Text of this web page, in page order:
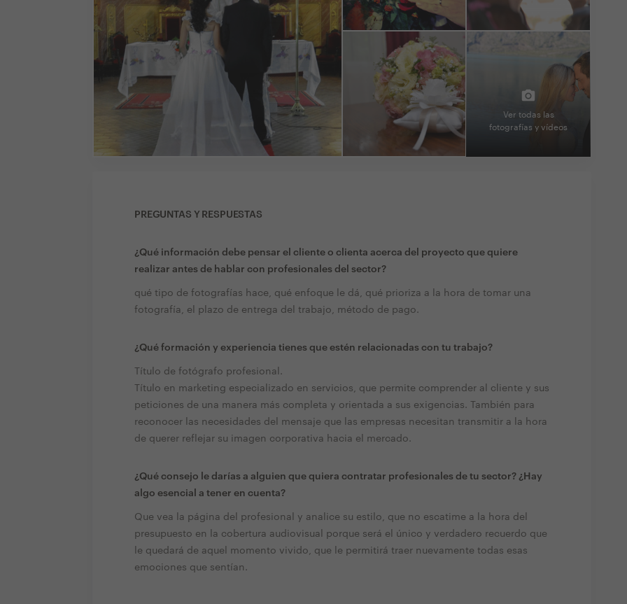
Ver todas las
fotografías y vídeos
PREGUNTAS Y RESPUESTAS
¿Qué información debe pensar el cliente o clienta acerca del proyecto que quiere
realizar antes de hablar con profesionales del sector?
qué tipo de fotografías hace, qué enfoque le dá, qué prioriza a la hora de tomar una
fotografía, el plazo de entrega del trabajo, método de pago.
¿Qué formación y experiencia tienes que estén relacionadas con tu trabajo?
Título de fotógrafo profesional.
Título en marketing especializado en servicios, que permite comprender al cliente y sus
peticiones de una manera más completa y orientada a sus exigencias. También para
reconocer las necesidades del mensaje que las empresas necesitan transmitir a la hora
de querer reflejar su imagen corporativa hacia el mercado.
¿Qué consejo le darías a alguien que quiera contratar profesionales de tu sector? ¿Hay
algo esencial a tener en cuenta?
Que vea la página del profesional y analice su estilo, que no escatime a la hora del
presupuesto en la cobertura audiovisual porque será el único y verdadero recuerdo que
le quedará de aquel momento vivido, que le permitirá traer nuevamente todas esas
emociones que sentían.